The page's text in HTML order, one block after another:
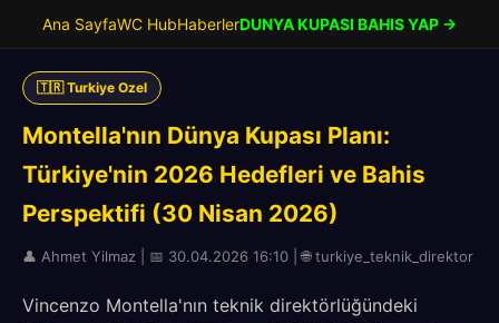
Ana SayfaWC HubHaberlerDUNYA KUPASI BAHIS YAP →
🇹🇷 Turkiye Ozel
Montella'nın Dünya Kupası Planı:
Türkiye'nin 2026 Hedefleri ve Bahis
Perspektifi (30 Nisan 2026)
👤 Ahmet Yilmaz | 📅 30.04.2026 16:10 | 🌐 turkiye_teknik_direktor
Vincenzo Montella'nın teknik direktörlüğündeki